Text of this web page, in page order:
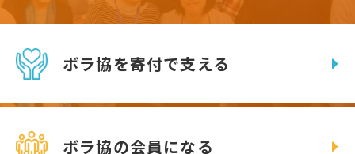
ボラ協を寄付で支える
ボラ協の会員になる